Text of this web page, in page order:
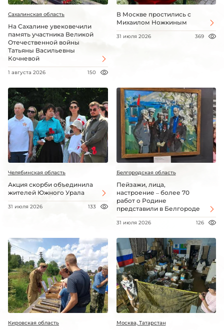
Сахалинская область
На Сахалине увековечили
память участника Великой
Отечественной войны
Татьяны Васильевны
Кочневой
1 августа 2026 150
В Москве простились с
Михаилом Ножкиным
31 июля 2026 369
Челябинская область
Акция скорби объединила
жителей Южного Урала
31 июля 2026 133
Белгородская область
Пейзажи, лица,
настроение – более 70
работ о Родине
представили в Белгороде
31 июля 2026 126
Кировская область Москва, Татарстан